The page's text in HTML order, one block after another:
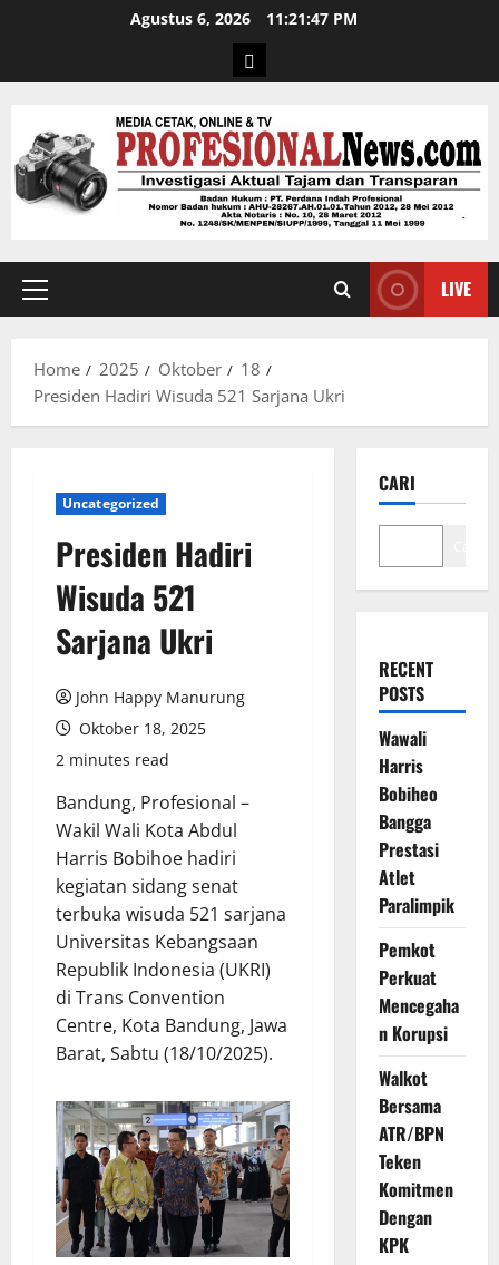
Agustus 6, 2026 11:21:48 PM
LIVE
Home 2025 Oktober
18
Presiden Hadiri Wisuda 521 Sarjana Ukri
Uncategorized
Presiden Hadiri
Wisuda 521
Sarjana Ukri
John Happy Manurung
Oktober 18, 2025
2 minutes read
Bandung, Profesional –
Wakil Wali Kota Abdul
Harris Bobihoe hadiri
kegiatan sidang senat
terbuka wisuda 521 sarjana
Universitas Kebangsaan
Republik Indonesia (UKRI)
di Trans Convention
Centre, Kota Bandung, Jawa
Barat, Sabtu (18/10/2025).
CARI
RECENT
POSTS
Wawali
Harris
Bobiheo
Bangga
Prestasi
Atlet
Paralimpik
Pemkot
Perkuat
Mencegaha
n Korupsi
Walkot
Bersama
ATR/BPN
Teken
Komitmen
Dengan
KPK